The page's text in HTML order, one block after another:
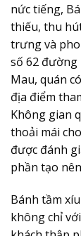
nức tiếng,
thiếu, thu
trưng và
số 62 đường
Mau, quán
địa điểm
Không gian
thoải mái
được đánh
phần tạo
Bánh tầm
không chỉ